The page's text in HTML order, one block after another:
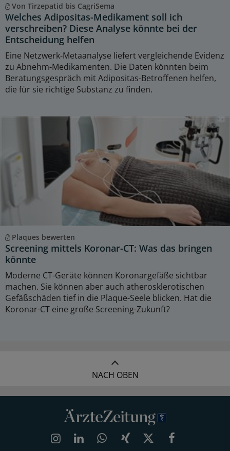
Von Tirzepatid bis CagriSema
Welches Adipositas-Medikament soll ich
verschreiben? Diese Analyse könnte bei der
Entscheidung helfen
Eine Netzwerk-Metaanalyse liefert vergleichende Evidenz
zu Abnehm-Medikamenten. Die Daten könnten beim
Beratungsgespräch mit Adipositas-Betroffenen helfen,
die für sie richtige Substanz zu finden.
Plaques bewerten
Screening mittels Koronar-CT: Was das bringen
könnte
Moderne CT-Geräte können Koronargefäße sichtbar
machen. Sie können aber auch atherosklerotischen
Gefäßschäden tief in die Plaque-Seele blicken. Hat die
Koronar-CT eine große Screening-Zukunft?
NACH OBEN